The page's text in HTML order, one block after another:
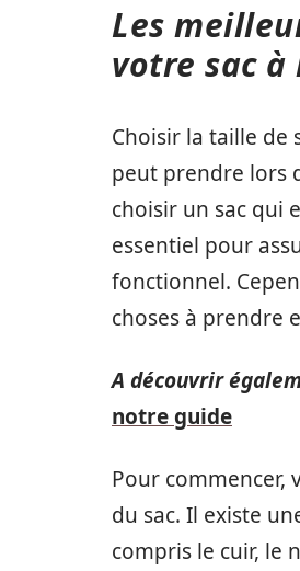
Les
votre sac à
Choisir la taille de
peut prendre lors
choisir un sac qui
essentiel pour
fonctionnel.
choses à prendre
A découvrir
notre guide
Pour commencer,
du sac. Il existe
compris le cuir, le